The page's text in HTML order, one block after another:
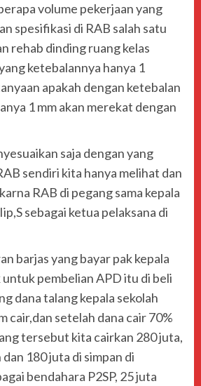
volume pekerjaan yang
spesifikasi di RAB salah satu
rehab dinding ruang kelas
ketebalannya hanya 1
apakah dengan ketebalan
1 mm akan merekat dengan
saja dengan yang
sendiri kita hanya melihat dan
RAB di pegang sama kepala
sebagai ketua pelaksana di
barjas yang bayar pak kepala
pembelian APD itu di beli
dana talang kepala sekolah
cair,dan setelah dana cair 70%
tersebut kita cairkan 280 juta,
180 juta di simpan di
bendahara P2SP, 25 juta